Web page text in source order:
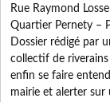
Rue Raymond
Quartier Pernety –
Dossier rédigé par
collectif de
enfin se faire
mairie et alerter sur